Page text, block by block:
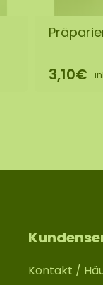
3,10€
Kontakt /